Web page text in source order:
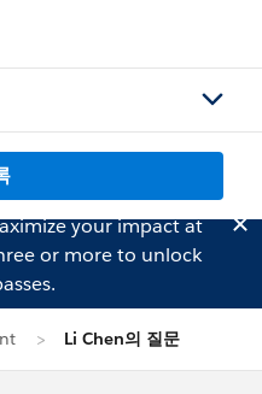
your impact at
or more to unlock
Li Chen의 질문